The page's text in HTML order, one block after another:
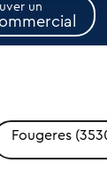
un
Fougeres